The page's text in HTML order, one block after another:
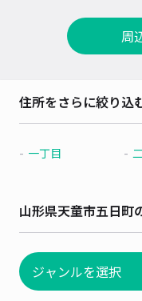
周
住所をさらに絞り込
一丁目
山形県天童市五日町